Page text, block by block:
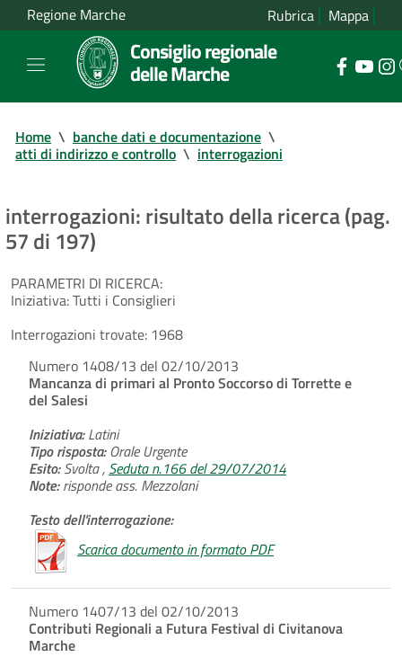
Regione Marche Rubrica Mappa
Consiglio regionale
delle Marche
Home \ banche dati e documentazione \
atti di indirizzo e controllo \ interrogazioni
interrogazioni: risultato della ricerca (pag.
57 di 197)
PARAMETRI DI RICERCA:
Iniziativa:Tutti i Consiglieri
Interrogazioni trovate: 1968
Numero 1408/13 del 02/10/2013
Mancanza di primari al Pronto Soccorso di Torrette e
del Salesi
Iniziativa:Latini
Tipo risposta:Orale Urgente
Esito:Svolta , Seduta n.166 del 29/07/2014
Note:risponde ass. Mezzolani
Testo dell'interrogazione:
Scarica documento in formato PDF
Numero 1407/13 del 02/10/2013
Contributi Regionali a Futura Festival di Civitanova
Marche